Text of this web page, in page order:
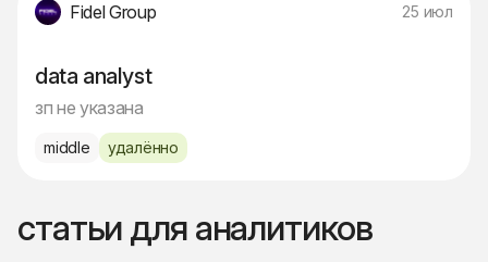
Fidel Group 25 июл
data analyst
зп не указана
middle удалённо
статьи для аналитиков